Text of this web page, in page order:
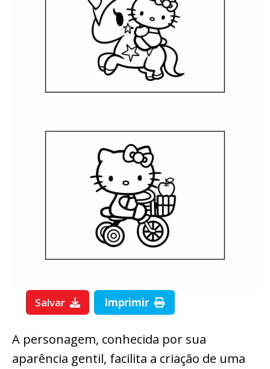
Salvar Imprimir
A personagem, conhecida por sua
aparência gentil, facilita a criação de uma